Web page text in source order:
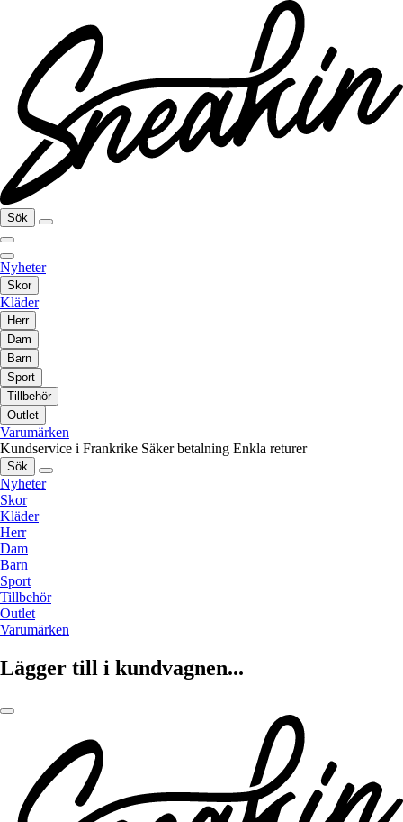
Sök
Nyheter
Skor
Kläder
Herr
Dam
Barn
Sport
Tillbehör
Outlet
Varumärken
Kundservice i Frankrike Säker betalning Enkla returer
Sök
Nyheter
Skor
Kläder
Herr
Dam
Barn
Sport
Tillbehör
Outlet
Varumärken
Lägger till i kundvagnen...